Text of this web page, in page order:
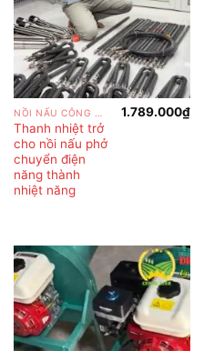
Thanh nhiệt trở
cho nồi nấu phở
chuyển điện
năng thành
nhiệt năng
1.789.000₫